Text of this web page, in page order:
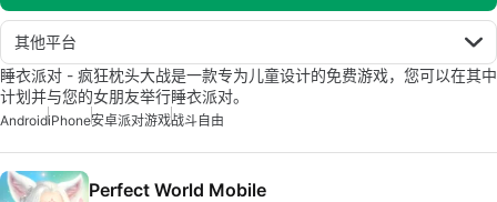
其他平台
睡衣派对 - 疯狂枕头大战是一款专为儿童设计的免费游戏，您可以在其中
计划并与您的女朋友举行睡衣派对。
AndroidiPhone安卓派对游戏战斗自由
Perfect World Mobile